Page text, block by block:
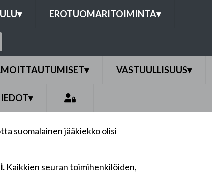
▾ EROTUOMARITOIMINTA▾
▾ VASTUULLISUUS▾
▾
suomalainen jääkiekko olisi
Kaikkien seuran toimihenkilöiden,